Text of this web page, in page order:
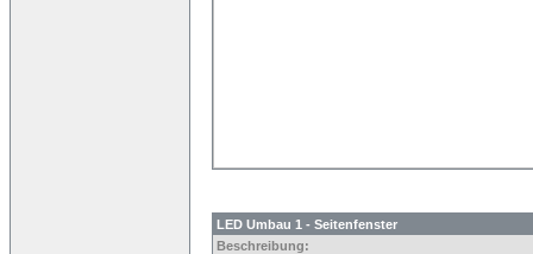
LED Umbau 1 - Seitenfenster
Beschreibung: